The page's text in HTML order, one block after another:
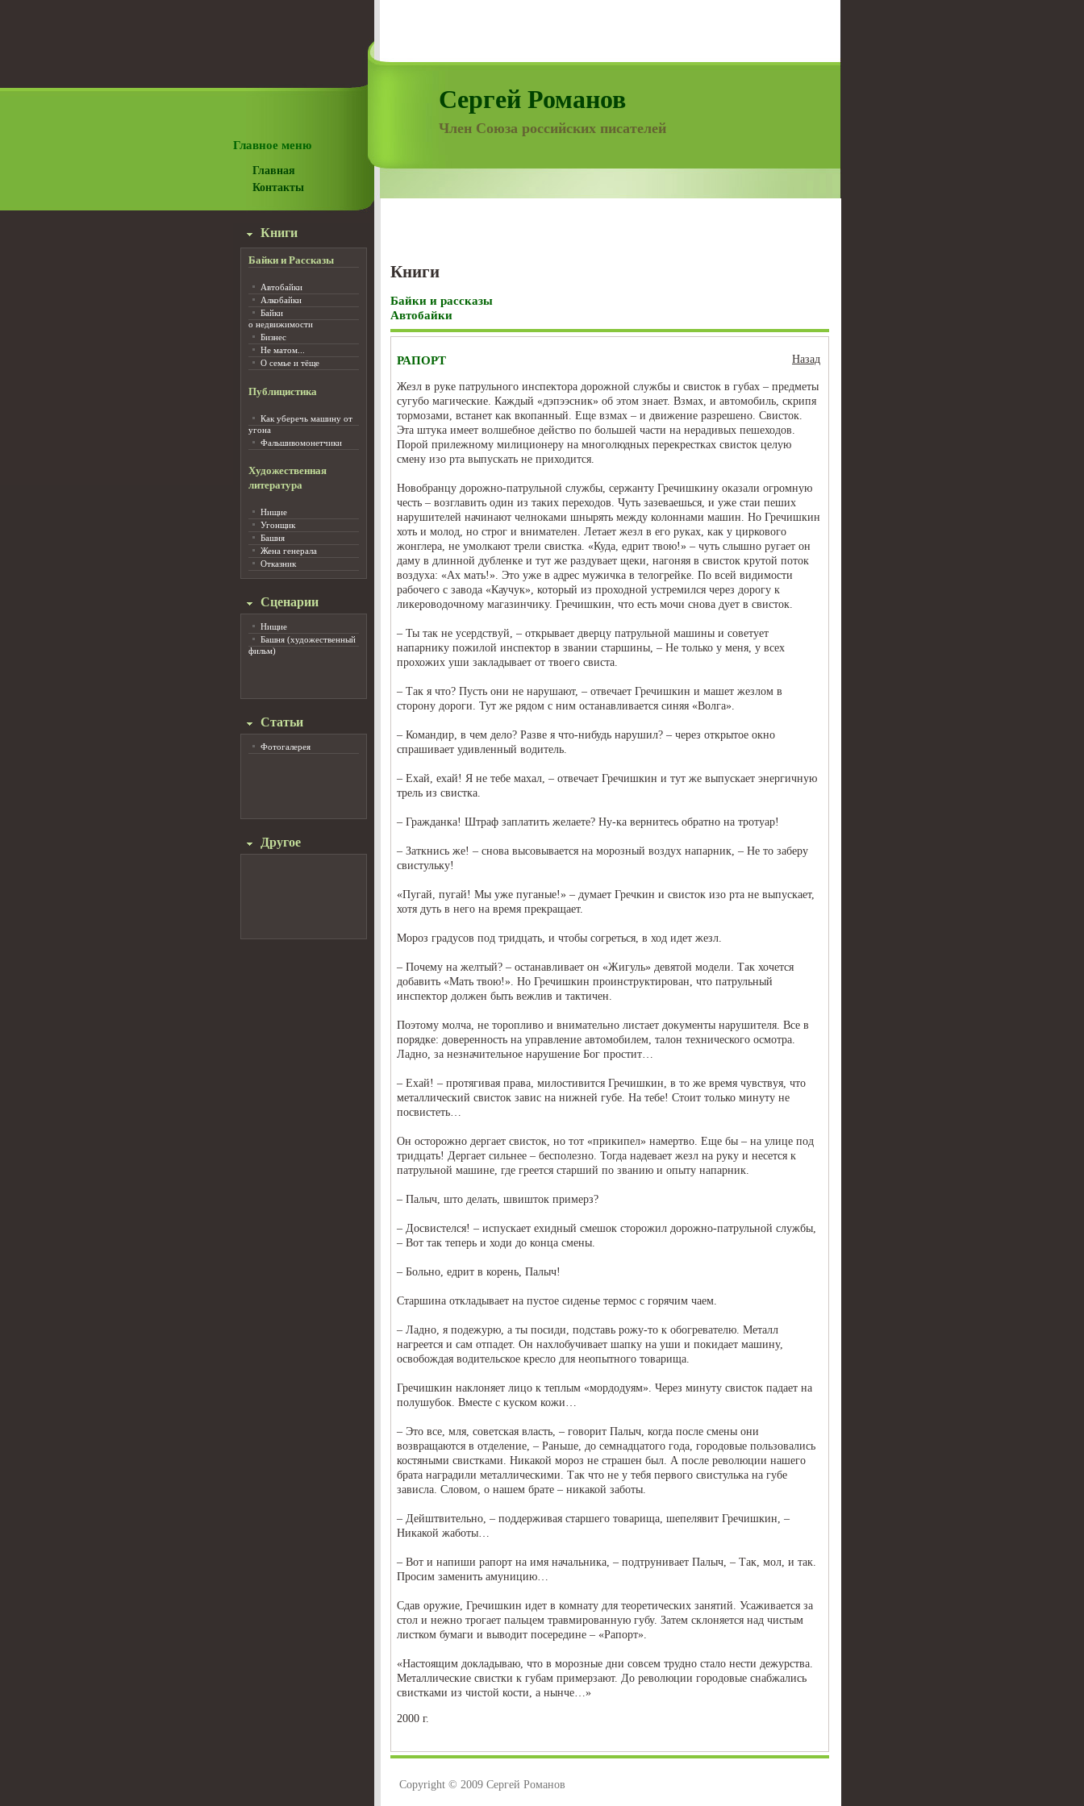
Главное меню
Главная
Контакты
Книги
Байки и Рассказы
Автобайки
Алкобайки
Байки
о недвижимости
Бизнес
Не матом...
О семье и тёще
Публицистика
Как уберечь машину от
угона
Фальшивомонетчики
Художественная
литература
Нищие
Угонщик
Башня
Жена генерала
Отказник
Сценарии
Нищие
Башня (художественный
фильм)
Статьи
Фотогалерея
Другое
Сергей Романов
Член Союза российских писателей
Книги
Байки и рассказы
Автобайки
Назад
РАПОРТ
Жезл в руке патрульного инспектора дорожной службы и свисток в губах – предметы
сугубо магические. Каждый «дэпээсник» об этом знает. Взмах, и автомобиль, скрипя
тормозами, встанет как вкопанный. Еще взмах – и движение разрешено. Свисток.
Эта штука имеет волшебное действо по большей части на нерадивых пешеходов.
Порой прилежному милиционеру на многолюдных перекрестках свисток целую
смену изо рта выпускать не приходится.
Новобранцу дорожно-патрульной службы, сержанту Гречишкину оказали огромную
честь – возглавить один из таких переходов. Чуть зазеваешься, и уже стаи пеших
нарушителей начинают челноками шнырять между колоннами машин. Но Гречишкин
хоть и молод, но строг и внимателен. Летает жезл в его руках, как у циркового
жонглера, не умолкают трели свистка. «Куда, едрит твою!» – чуть слышно ругает он
даму в длинной дубленке и тут же раздувает щеки, нагоняя в свисток крутой поток
воздуха: «Ах мать!». Это уже в адрес мужичка в телогрейке. По всей видимости
рабочего с завода «Каучук», который из проходной устремился через дорогу к
ликероводочному магазинчику. Гречишкин, что есть мочи снова дует в свисток.
– Ты так не усердствуй, – открывает дверцу патрульной машины и советует
напарнику пожилой инспектор в звании старшины, – Не только у меня, у всех
прохожих уши закладывает от твоего свиста.
– Так я что? Пусть они не нарушают, – отвечает Гречишкин и машет жезлом в
сторону дороги. Тут же рядом с ним останавливается синяя «Волга».
– Командир, в чем дело? Разве я что-нибудь нарушил? – через открытое окно
спрашивает удивленный водитель.
– Ехай, ехай! Я не тебе махал, – отвечает Гречишкин и тут же выпускает энергичную
трель из свистка.
– Гражданка! Штраф заплатить желаете? Ну-ка вернитесь обратно на тротуар!
– Заткнись же! – снова высовывается на морозный воздух напарник, – Не то заберу
свистульку!
«Пугай, пугай! Мы уже пуганые!» – думает Гречкин и свисток изо рта не выпускает,
хотя дуть в него на время прекращает.
Мороз градусов под тридцать, и чтобы согреться, в ход идет жезл.
– Почему на желтый? – останавливает он «Жигуль» девятой модели. Так хочется
добавить «Мать твою!». Но Гречишкин проинструктирован, что патрульный
инспектор должен быть вежлив и тактичен.
Поэтому молча, не торопливо и внимательно листает документы нарушителя. Все в
порядке: доверенность на управление автомобилем, талон технического осмотра.
Ладно, за незначительное нарушение Бог простит…
– Ехай! – протягивая права, милостивится Гречишкин, в то же время чувствуя, что
металлический свисток завис на нижней губе. На тебе! Стоит только минуту не
посвистеть…
Он осторожно дергает свисток, но тот «прикипел» намертво. Еще бы – на улице под
тридцать! Дергает сильнее – бесполезно. Тогда надевает жезл на руку и несется к
патрульной машине, где греется старший по званию и опыту напарник.
– Палыч, што делать, швишток примерз?
– Досвистелся! – испускает ехидный смешок сторожил дорожно-патрульной службы,
– Вот так теперь и ходи до конца смены.
– Больно, едрит в корень, Палыч!
Старшина откладывает на пустое сиденье термос с горячим чаем.
– Ладно, я подежурю, а ты посиди, подставь рожу-то к обогревателю. Металл
нагреется и сам отпадет. Он нахлобучивает шапку на уши и покидает машину,
освобождая водительское кресло для неопытного товарища.
Гречишкин наклоняет лицо к теплым «мордодуям». Через минуту свисток падает на
полушубок. Вместе с куском кожи…
– Это все, мля, советская власть, – говорит Палыч, когда после смены они
возвращаются в отделение, – Раньше, до семнадцатого года, городовые пользовались
костяными свистками. Никакой мороз не страшен был. А после революции нашего
брата наградили металлическими. Так что не у тебя первого свистулька на губе
зависла. Словом, о нашем брате – никакой заботы.
– Дейштвительно, – поддерживая старшего товарища, шепелявит Гречишкин, –
Никакой жаботы…
– Вот и напиши рапорт на имя начальника, – подтрунивает Палыч, – Так, мол, и так.
Просим заменить амуницию…
Сдав оружие, Гречишкин идет в комнату для теоретических занятий. Усаживается за
стол и нежно трогает пальцем травмированную губу. Затем склоняется над чистым
листком бумаги и выводит посередине – «Рапорт».
«Настоящим докладываю, что в морозные дни совсем трудно стало нести дежурства.
Металлические свистки к губам примерзают. До революции городовые снабжались
свистками из чистой кости, а нынче…»
2000 г.
Copyright © 2009 Сергей Романов